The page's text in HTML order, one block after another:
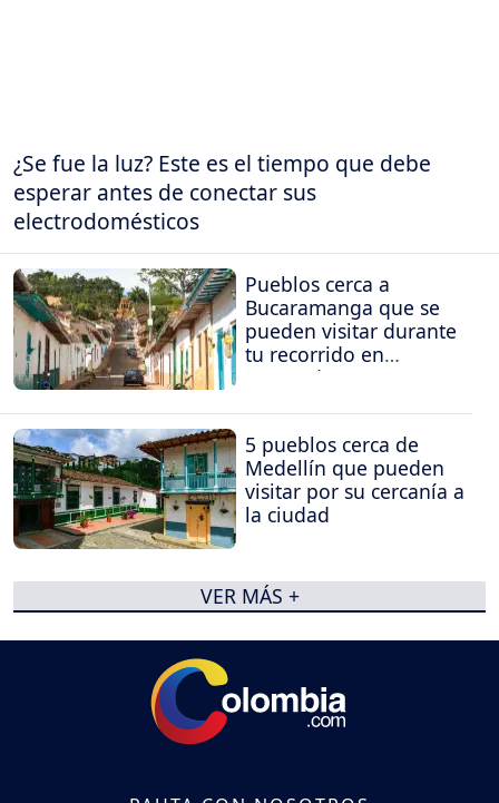
¿Se fue la luz? Este es el tiempo que debe
esperar antes de conectar sus
electrodomésticos
Pueblos cerca a
Bucaramanga que se
pueden visitar durante
tu recorrido en
Santander
5 pueblos cerca de
Medellín que pueden
visitar por su cercanía a
la ciudad
VER MÁS +